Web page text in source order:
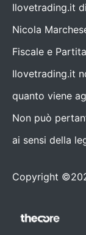
Ilovetrading.it
Nicola
Fiscale e
Ilovetrading.it
quanto viene
Non può
ai sensi della
Copyright